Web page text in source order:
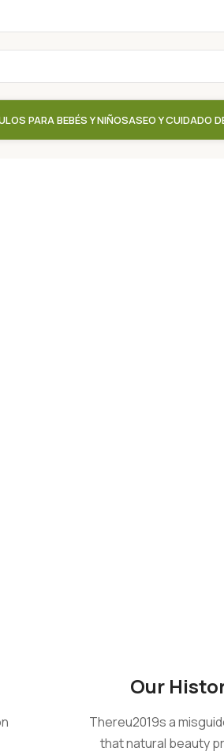
PARA BEBÉS Y NIÑOSASEO Y CUIDADO
Our
Thereu2019s a
that natural beauty